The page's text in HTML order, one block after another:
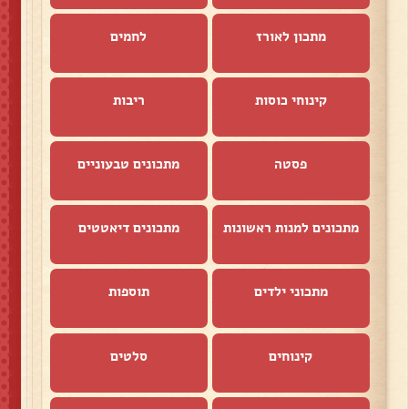
מתכון לאורז לחמים
קינוחי כוסות ריבות
פסטה מתכונים טבעוניים
מתכונים למנות ראשונות מתכונים דיאטטים
מתכוני ילדים תוספות
קינוחים סלטים